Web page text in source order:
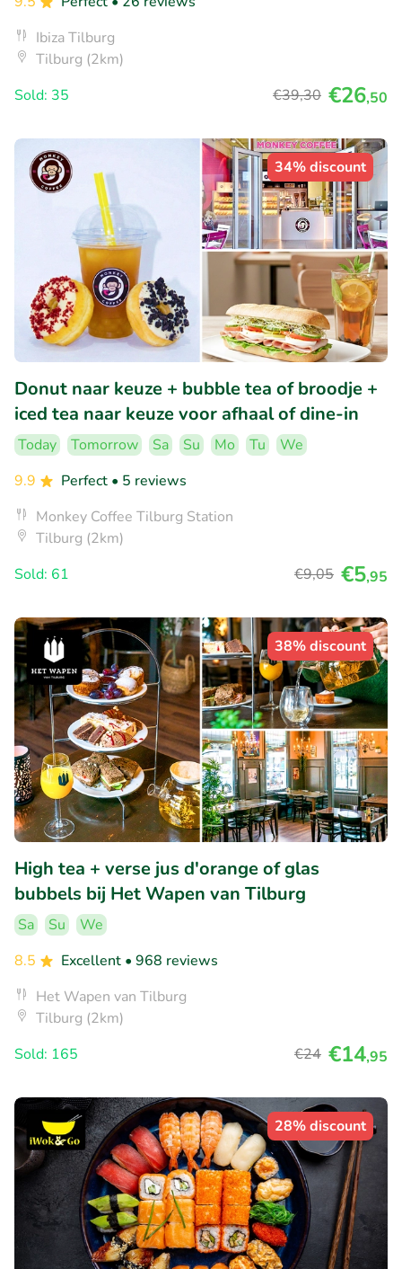
Ibiza Tilburg
Tilburg (2km)
Sold: 35
€39,30 €26,50
34% discount
Donut naar keuze + bubble tea of broodje +
iced tea naar keuze voor afhaal of dine-in
Today Tomorrow Sa Su Mo Tu
We
9.9
Perfect • 5 reviews
Monkey Coffee Tilburg Station
Tilburg (2km)
Sold: 61
€9,05 €5,95
38% discount
High tea + verse jus d'orange of glas
bubbels bij Het Wapen van Tilburg
Sa Su
We
8.5
Excellent • 968 reviews
Het Wapen van Tilburg
Tilburg (2km)
Sold: 165
€24 €14,95
28% discount